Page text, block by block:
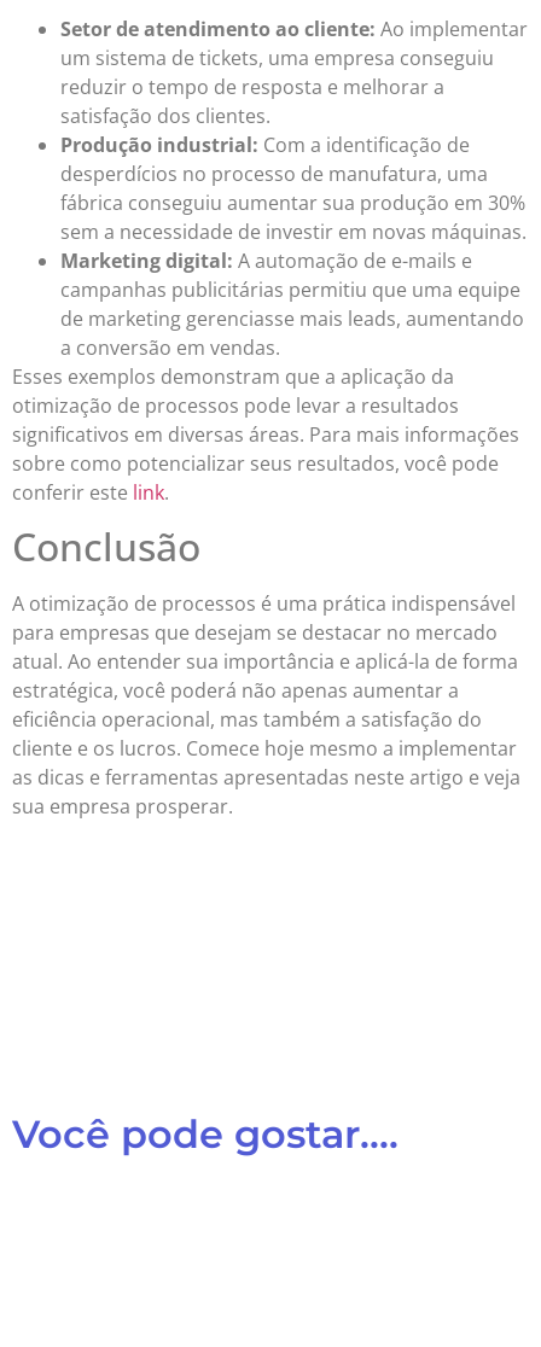
Setor de atendimento ao cliente: Ao implementar
um sistema de tickets, uma empresa conseguiu
reduzir o tempo de resposta e melhorar a
satisfação dos clientes.
Produção industrial: Com a identificação de
desperdícios no processo de manufatura, uma
fábrica conseguiu aumentar sua produção em 30%
sem a necessidade de investir em novas máquinas.
Marketing digital: A automação de e-mails e
campanhas publicitárias permitiu que uma equipe
de marketing gerenciasse mais leads, aumentando
a conversão em vendas.
Esses exemplos demonstram que a aplicação da
otimização de processos pode levar a resultados
significativos em diversas áreas. Para mais informações
sobre como potencializar seus resultados, você pode
conferir este link.
Conclusão
A otimização de processos é uma prática indispensável
para empresas que desejam se destacar no mercado
atual. Ao entender sua importância e aplicá-la de forma
estratégica, você poderá não apenas aumentar a
eficiência operacional, mas também a satisfação do
cliente e os lucros. Comece hoje mesmo a implementar
as dicas e ferramentas apresentadas neste artigo e veja
sua empresa prosperar.
Você pode gostar....